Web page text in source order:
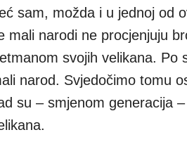
sam, možda i u jednoj od
mali narodi ne procjenjuju
svojih velikana. Po
narod. Svjedočimo tomu
su – smjenom generacija